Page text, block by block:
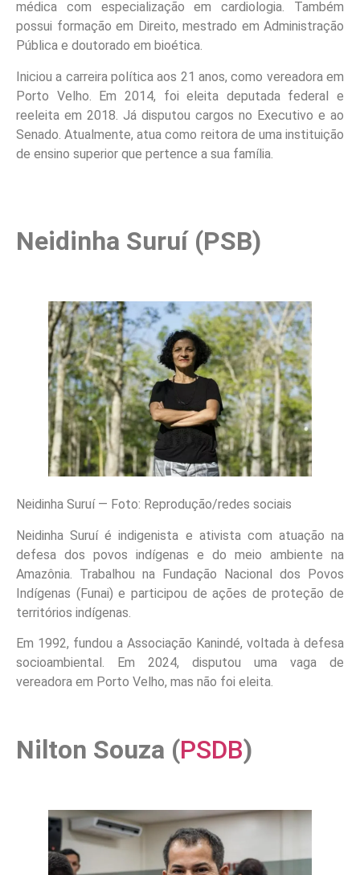
médica com especialização em cardiologia. Também
possui formação em Direito, mestrado em Administração
Pública e doutorado em bioética.
Iniciou a carreira política aos 21 anos, como vereadora em
Porto Velho. Em 2014, foi eleita deputada federal e
reeleita em 2018. Já disputou cargos no Executivo e ao
Senado. Atualmente, atua como reitora de uma instituição
de ensino superior que pertence a sua família.
Neidinha Suruí (PSB)
Neidinha Suruí — Foto: Reprodução/redes sociais
Neidinha Suruí é indigenista e ativista com atuação na
defesa dos povos indígenas e do meio ambiente na
Amazônia. Trabalhou na Fundação Nacional dos Povos
Indígenas (Funai) e participou de ações de proteção de
territórios indígenas.
Em 1992, fundou a Associação Kanindé, voltada à defesa
socioambiental. Em 2024, disputou uma vaga de
vereadora em Porto Velho, mas não foi eleita.
Nilton Souza (PSDB)